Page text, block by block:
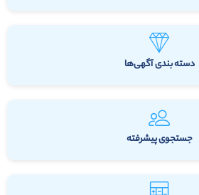
دسته بندی آگهی‌ها
جستجوی پیشرفته